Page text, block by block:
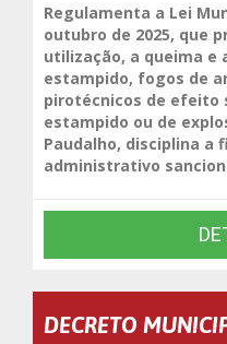
Regulamenta a Lei
outubro de 2025, que
utilização, a queima e
estampido, fogos de
pirotécnicos de efeito
estampido ou de
Paudalho, disciplina a
administrativo
DECRETO